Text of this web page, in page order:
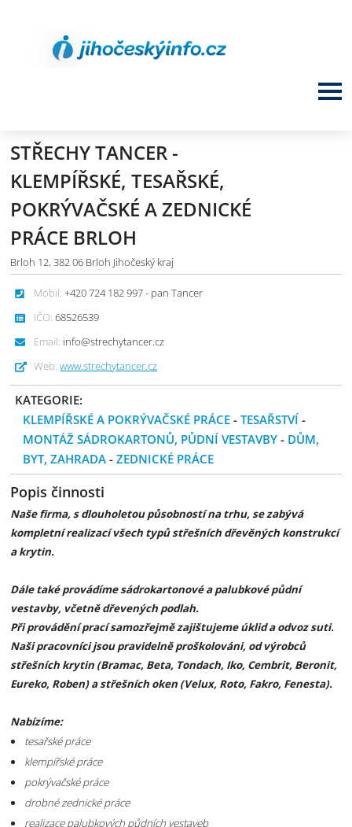
STŘECHY TANCER -
KLEMPÍŘSKÉ, TESAŘSKÉ,
POKRÝVAČSKÉ A ZEDNICKÉ
PRÁCE BRLOH
Brloh 12, 382 06 Brloh Jihočeský kraj
Mobil: +420 724 182 997 - pan Tancer
IČO: 68526539
Email: info@strechytancer.cz
Web: www.strechytancer.cz
KATEGORIE:
KLEMPÍŘSKÉ A POKRÝVAČSKÉ PRÁCE -TESAŘSTVÍ -
MONTÁŽ SÁDROKARTONŮ, PŮDNÍ VESTAVBY - DŮM,
BYT, ZAHRADA -ZEDNICKÉ PRÁCE
Popis činnosti
Naše firma, s dlouholetou působností na trhu, se zabývá
kompletní realizací všech typů střešních dřevěných konstrukcí
a krytin.
Dále také provádíme sádrokartonové a palubkové půdní
vestavby, včetně dřevených podlah.
Při provádění prací samozřejmě zajištujeme úklid a odvoz suti.
Naši pracovníci jsou pravidelně proškolováni, od výrobců
střešních krytin (Bramac, Beta, Tondach, Iko, Cembrit, Beronit,
Eureko, Roben) a střešních oken (Velux, Roto, Fakro, Fenesta).
Nabízíme:
tesařské práce
klempířské práce
pokrývačské práce
drobné zednické práce
realizace palubkových půdních vestaveb